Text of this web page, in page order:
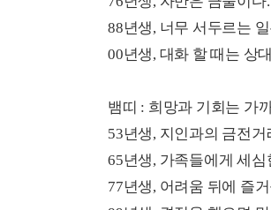
88년생, 너무 서두르는
00년생, 대화 할 때는 상
뱀띠 : 희망과 기회는 가
53년생, 지인과의 금전
65년생, 가족들에게 세
77년생, 어려움 뒤에 즐